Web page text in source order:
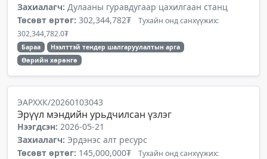
Захиалагч: Дулааны гуравдугаар цахилгаан станц
Төсөвт өртөг: 302,344,782₮ Тухайн онд санхүүжих:
302,344,782.0₮
Бараа
Нээлттэй тендер шалгаруулалтын арга
Өөрийн хөрөнгө
ЭАРХХК/20260103043
Эрүүл мэндийн урьдчилсан үзлэг
Нээгдсэн: 2026-05-21
Захиалагч: Эрдэнэс алт ресурс
Төсөвт өртөг: 145,000,000₮ Тухайн онд санхүүжих: